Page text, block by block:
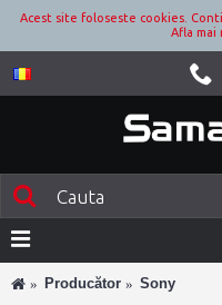
Acest site foloseste cookies.
Afla mai
Producător Sony